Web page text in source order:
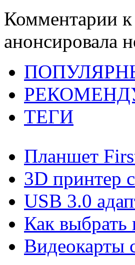
Комментарии
анонсировала
ТЕГИ
Планшет
3D принтер
USB 3.0
Как выбрать
Видеокарты